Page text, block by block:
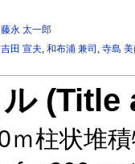
藤永 太一郎
吉田 宣夫,和布浦 兼司 ,寺島
ｍ柱状堆